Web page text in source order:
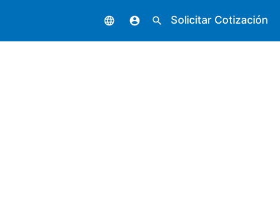
language account_circle search Solicitar Cotización